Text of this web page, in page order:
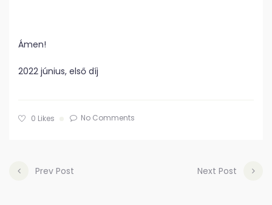
Ámen!
2022 június, első díj
0 Likes No Comments
Prev Post Next Post